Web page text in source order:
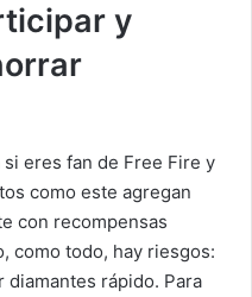
y
eres fan de Free Fire y
como este agregan
con recompensas
como todo, hay riesgos:
diamantes rápido. Para